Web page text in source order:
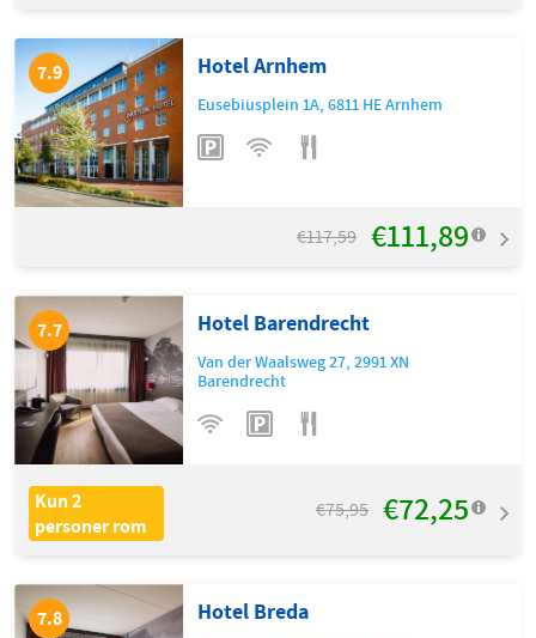
7.8 Hotel Breda
7.7 Hotel Barendrecht
Van der Waalsweg 27,2991 XN
Barendrecht
Kun 2
personer rom
€75,95 €72,25
7.9 Hotel Arnhem
Eusebiusplein 1A,6811 HEArnhem
€117,59 €111,89